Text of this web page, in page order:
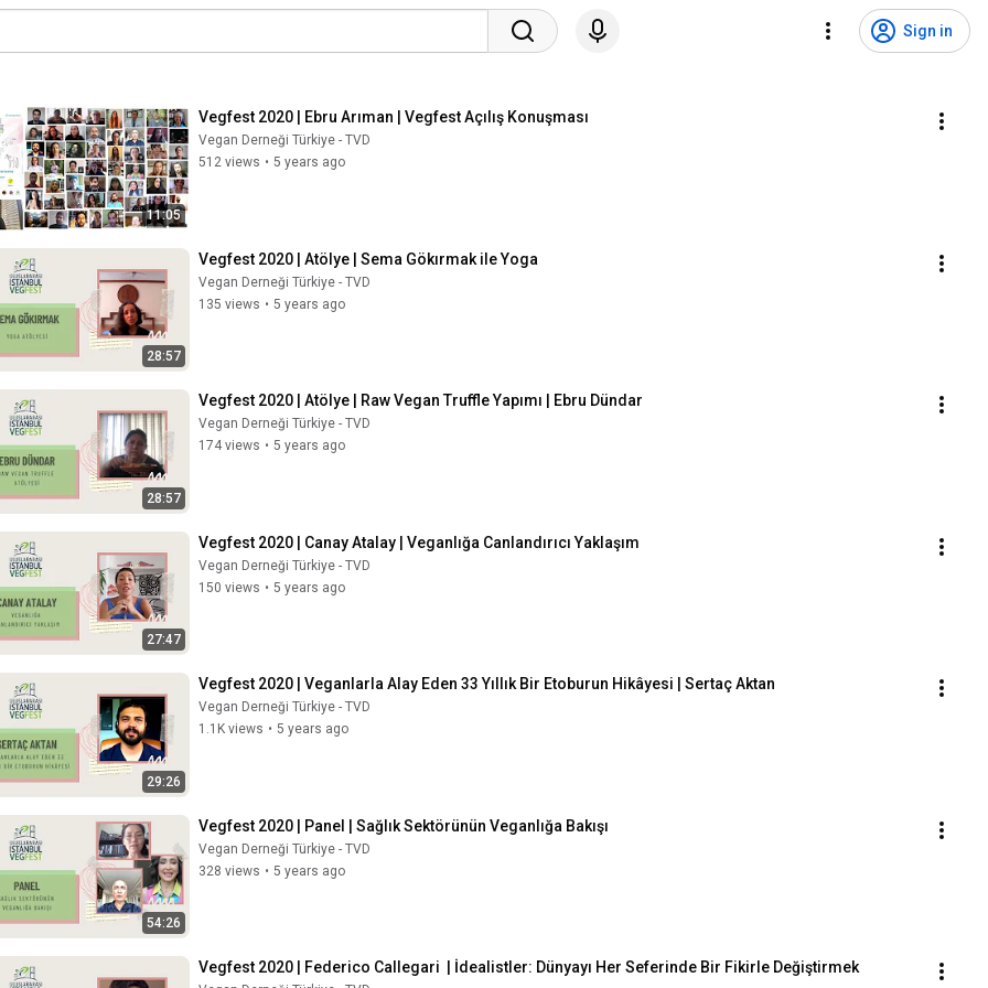
Sign in
11:05
Vegfest 2020 | Ebru Arıman | Vegfest Açılış Konuşması
Vegan Derneği Türkiye - TVD
512 views • 5 years ago
28:57
Vegfest 2020 | Atölye | Sema Gökırmak ile Yoga
Vegan Derneği Türkiye - TVD
135 views • 5 years ago
28:57
Vegfest 2020 | Atölye | Raw Vegan Truffle Yapımı | Ebru Dündar
Vegan Derneği Türkiye - TVD
174 views • 5 years ago
27:47
Vegfest 2020 | Canay Atalay | Veganlığa Canlandırıcı Yaklaşım
Vegan Derneği Türkiye - TVD
150 views • 5 years ago
29:26
Vegfest 2020 | Veganlarla Alay Eden 33 Yıllık Bir Etoburun Hikâyesi | Sertaç Aktan
Vegan Derneği Türkiye - TVD
1.1K views • 5 years ago
54:26
Vegfest 2020 | Panel | Sağlık Sektörünün Veganlığa Bakışı
Vegan Derneği Türkiye - TVD
328 views • 5 years ago
Vegfest 2020 | Federico Callegari  | İdealistler: Dünyayı Her Seferinde Bir Fikirle Değiştirmek